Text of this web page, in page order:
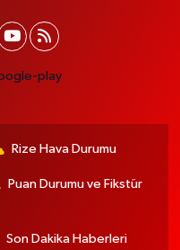
Rize Hava Durumu
Puan Durumu ve Fikstür
Son Dakika Haberleri